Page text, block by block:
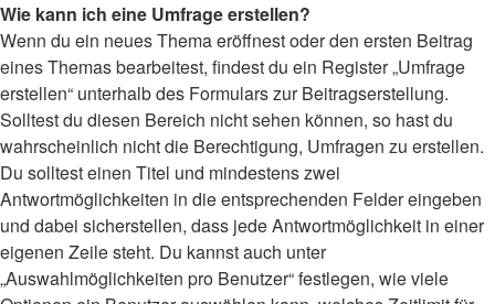
Wie kann ich eine Umfrage erstellen?
Wenn du ein neues Thema eröffnest oder den ersten Beitrag
eines Themas bearbeitest, findest du ein Register „Umfrage
erstellen“ unterhalb des Formulars zur Beitragserstellung.
Solltest du diesen Bereich nicht sehen können, so hast du
wahrscheinlich nicht die Berechtigung, Umfragen zu erstellen.
Du solltest einen Titel und mindestens zwei
Antwortmöglichkeiten in die entsprechenden Felder eingeben
und dabei sicherstellen, dass jede Antwortmöglichkeit in einer
eigenen Zeile steht. Du kannst auch unter
„Auswahlmöglichkeiten pro Benutzer“ festlegen, wie viele